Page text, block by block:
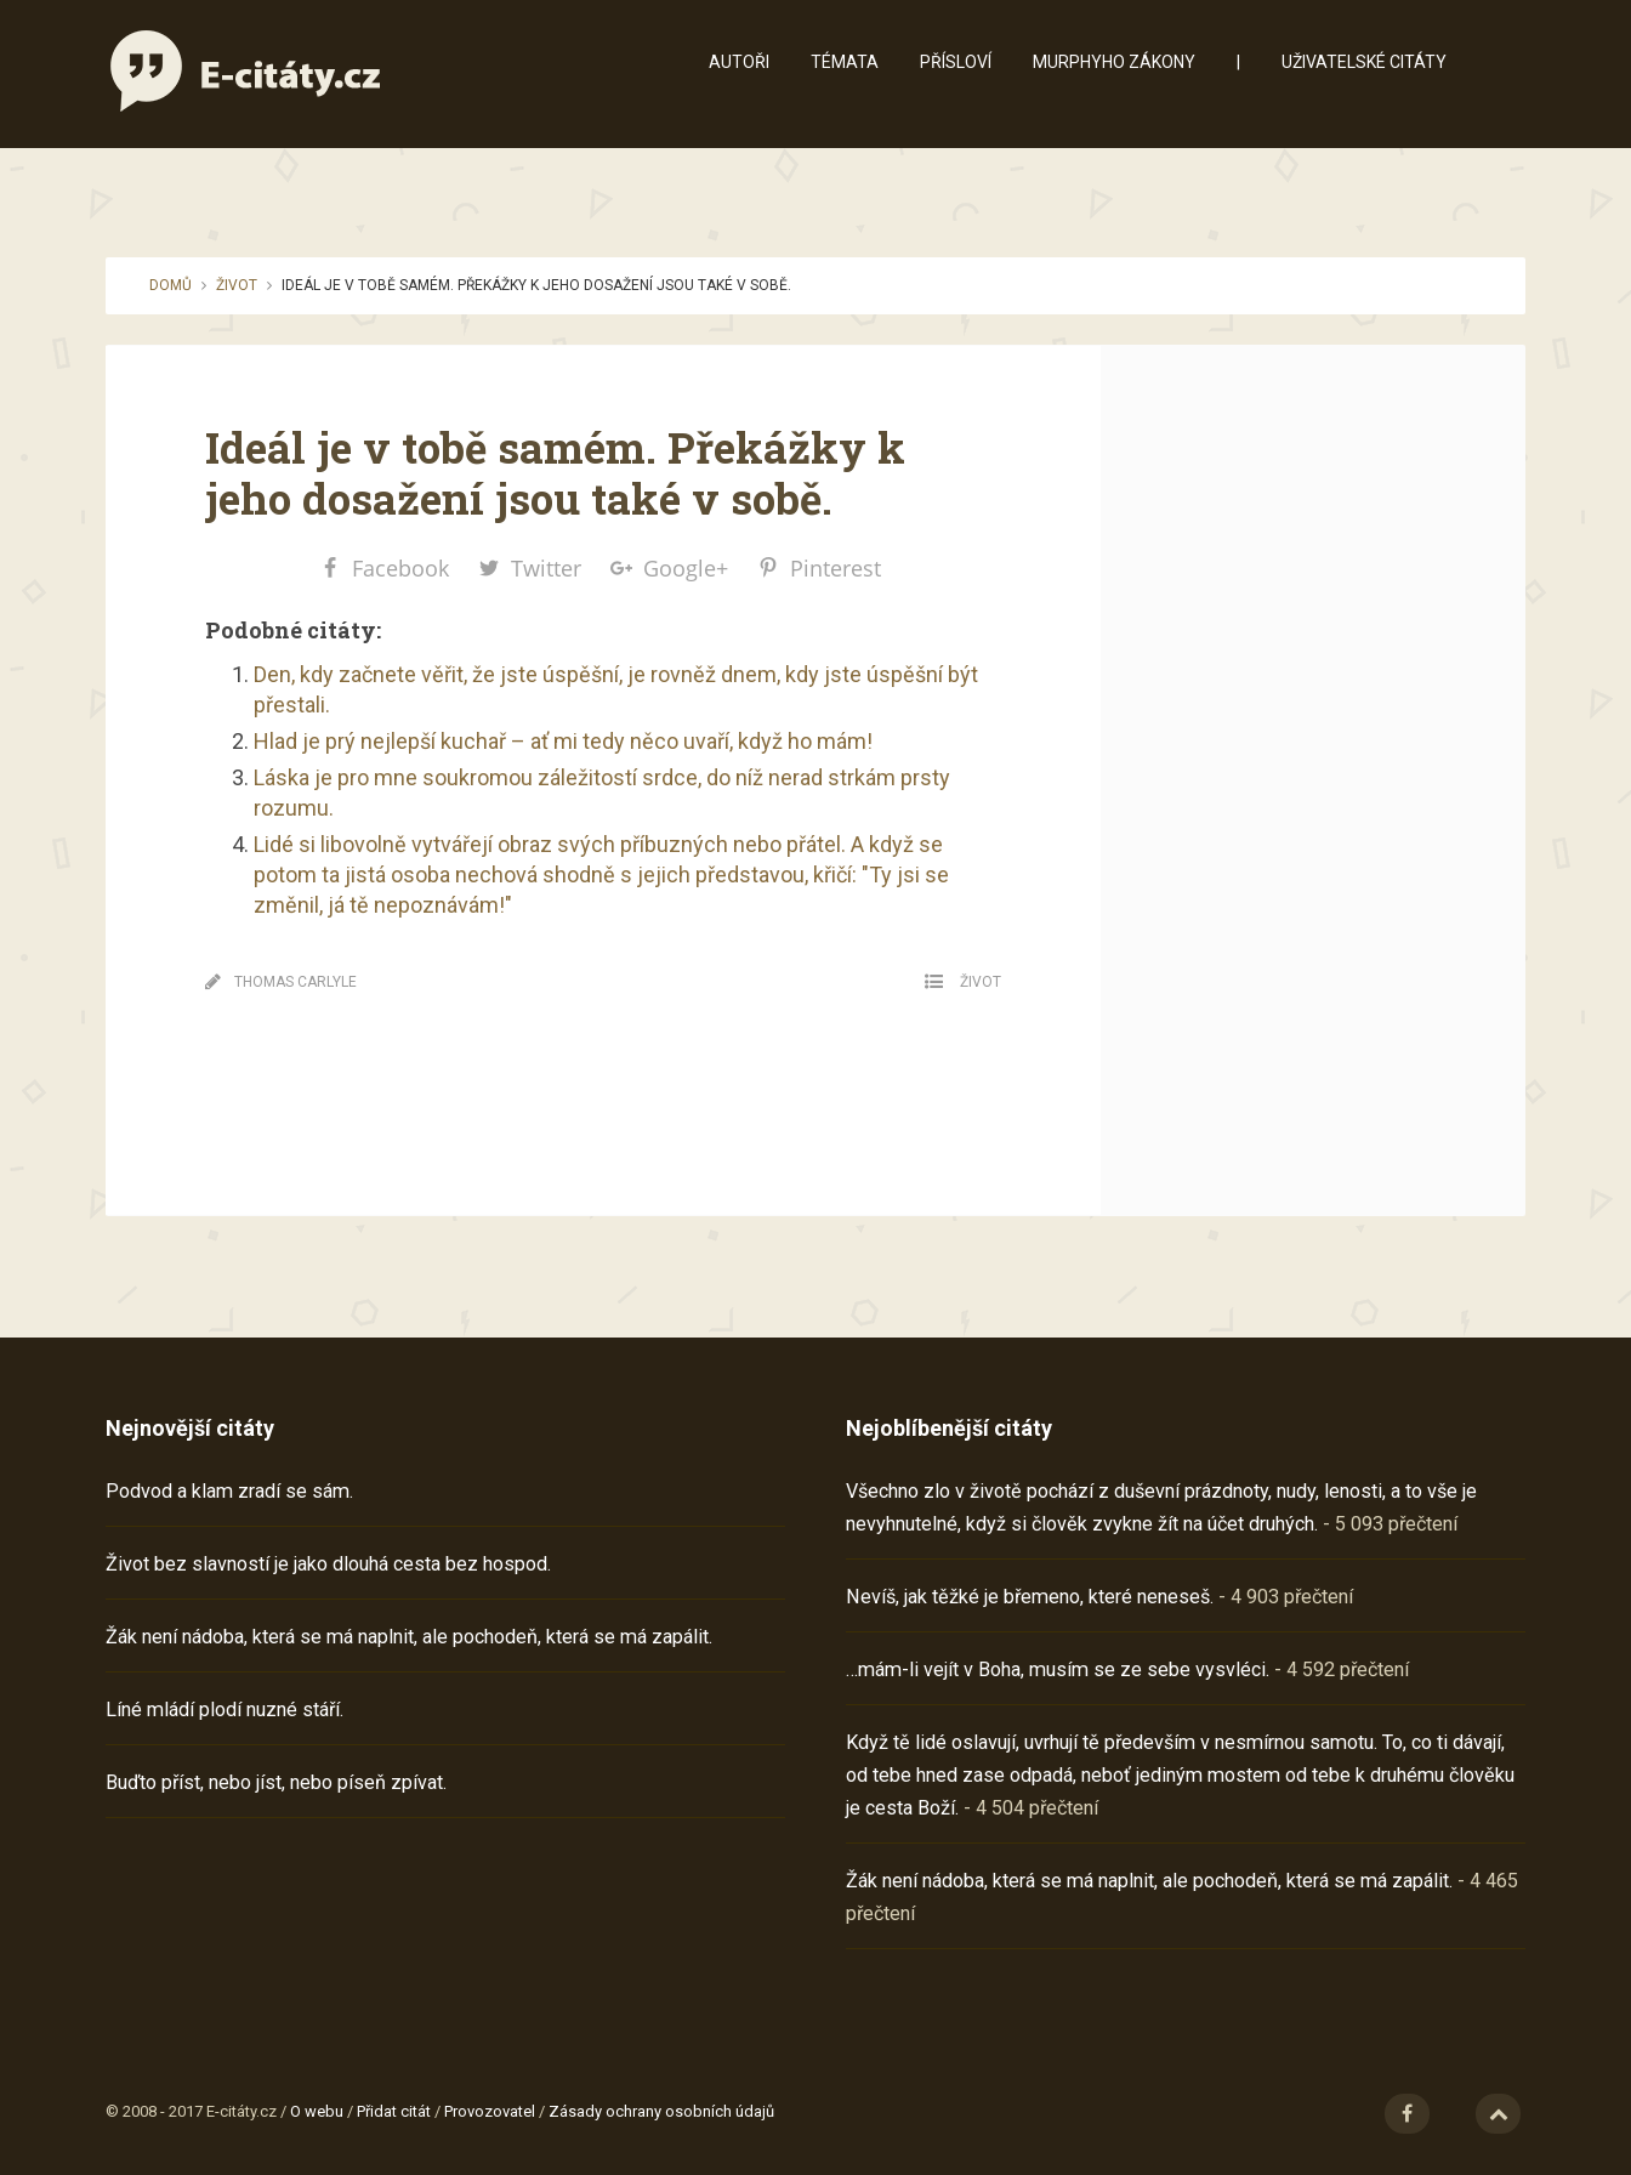
AUTOŘI TÉMATA PŘÍSLOVÍ MURPHYHO ZÁKONY UŽIVATELSKÉ CITÁTY
DOMŮ ŽIVOT IDEÁL JE V TOBĚ SAMÉM. PŘEKÁŽKY K JEHO DOSAŽENÍ JSOU TAKÉ V SOBĚ.
Ideál je v tobě samém. Překážky k
jeho dosažení jsou také v sobě.
Facebook Twitter Google+ Pinterest
Podobné citáty:
Den, kdy začnete věřit, že jste úspěšní, je rovněž dnem, kdy jste úspěšní být
přestali.
Hlad je prý nejlepší kuchař – ať mi tedy něco uvaří, když ho mám!
Láska je pro mne soukromou záležitostí srdce, do níž nerad strkám prsty
rozumu.
Lidé si libovolně vytvářejí obraz svých příbuzných nebo přátel. A když se
potom ta jistá osoba nechová shodně s jejich představou, křičí: "Ty jsi se
změnil, já tě nepoznávám!"
THOMAS CARLYLE ŽIVOT
Nejnovější citáty
Podvod a klam zradí se sám.
Život bez slavností je jako dlouhá cesta bez hospod.
Žák není nádoba, která se má naplnit, ale pochodeň, která se má zapálit.
Líné mládí plodí nuzné stáří.
Buďto příst, nebo jíst, nebo píseň zpívat.
Nejoblíbenější citáty
Všechno zlo v životě pochází z duševní prázdnoty, nudy, lenosti, a to vše je
nevyhnutelné, když si člověk zvykne žít na účet druhých. - 5 093 přečtení
Nevíš, jak těžké je břemeno, které neneseš. - 4 903 přečtení
…mám-li vejít v Boha, musím se ze sebe vysvléci. - 4 592 přečtení
Když tě lidé oslavují, uvrhují tě především v nesmírnou samotu. To, co ti dávají,
od tebe hned zase odpadá, neboť jediným mostem od tebe k druhému člověku
je cesta Boží. - 4 504 přečtení
Žák není nádoba, která se má naplnit, ale pochodeň, která se má zapálit. - 4 465
přečtení
© 2008 - 2017 E-citáty.cz / O webu / Přidat citát / Provozovatel / Zásady ochrany osobních údajů